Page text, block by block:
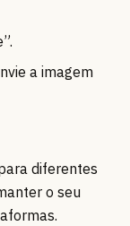
a imagem
diferentes
o seu